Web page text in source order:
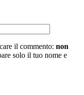
il commento: non
solo il tuo nome e